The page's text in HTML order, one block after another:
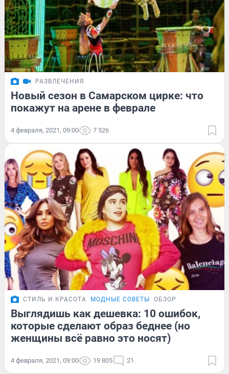
РАЗВЛЕЧЕНИЯ
Новый сезон в Самарском цирке: что
покажут на арене в феврале
4 февраля, 2021, 09:00 7 526
СТИЛЬ И КРАСОТА МОДНЫЕ СОВЕТЫ ОБЗОР
Выглядишь как дешевка: 10 ошибок,
которые сделают образ беднее (но
женщины всё равно это носят)
4 февраля, 2021, 09:00 19 805 21